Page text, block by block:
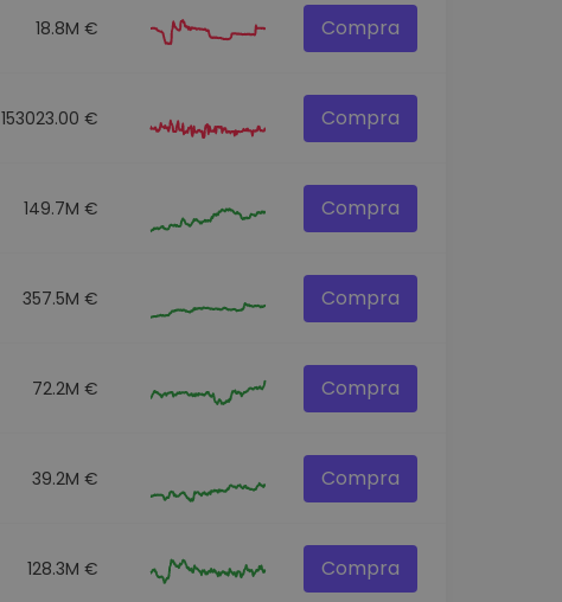
18.8M € Compra
153023.00 € Compra
149.7M € Compra
357.5M € Compra
72.2M € Compra
39.2M € Compra
128.3M € Compra